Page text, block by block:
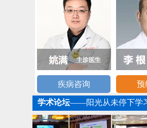
疾病咨询 预
学术论坛——阳光从未停下学